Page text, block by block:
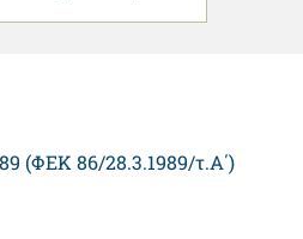
(ΦEK 86/28.3.1989/τ.A΄)